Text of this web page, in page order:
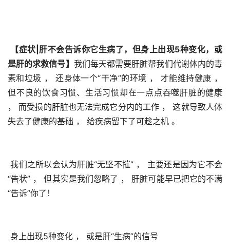
【症状|肝不会告诉你它生病了，但身上出现5种变化，或
是肝的求救信号】 我们每天都需要肝脏帮我们代谢体内的毒
素和垃圾 ， 还身体一个“干净”的环境 ， 才能维持健康 ，
但不良的饮食习惯、生活习惯却在一点点吞噬肝脏的健康
， 而受损的肝脏也无法完成它分内的工作 ， 这就导致人体
失去了健康的基础 ， 给疾病留下了可趁之机 。
我们之所以会认为肝脏“无坚不摧” ， 主要还是因为它不会
“告状” ， 但其实是我们忽略了 ， 肝脏可能早已把它的不满
“告诉”你了！
身上出现5种变化 ， 或是肝“生病”的信号